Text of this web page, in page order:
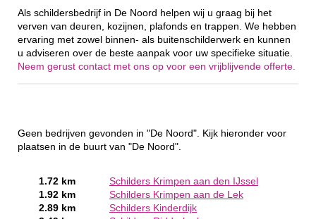
Als schildersbedrijf in De Noord helpen wij u graag bij het
verven van deuren, kozijnen, plafonds en trappen. We hebben
ervaring met zowel binnen- als buitenschilderwerk en kunnen
u adviseren over de beste aanpak voor uw specifieke situatie.
Neem gerust contact met ons op voor een vrijblijvende offerte.
Geen bedrijven gevonden in "De Noord". Kijk hieronder voor
plaatsen in de buurt van "De Noord".
1.72 km
Schilders Krimpen aan den IJssel
1.92 km
Schilders Krimpen aan de Lek
2.89 km
Schilders Kinderdijk